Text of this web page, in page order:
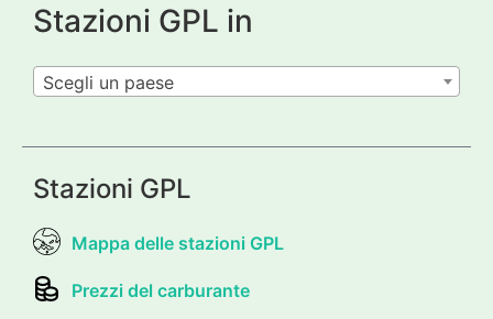
Stazioni GPL in
Scegli un paese
Stazioni GPL
Mappa delle stazioni GPL
Prezzi del carburante